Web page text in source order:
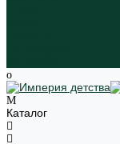
Каталог